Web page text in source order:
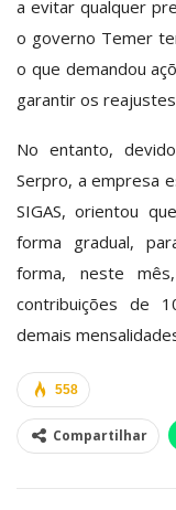
a evitar qualquer
o governo Temer
o que demandou
garantir os
No entanto,
Serpro, a empresa
SIGAS, orientou
forma gradual,
forma, neste
contribuições de
demais
558
Compartilhar